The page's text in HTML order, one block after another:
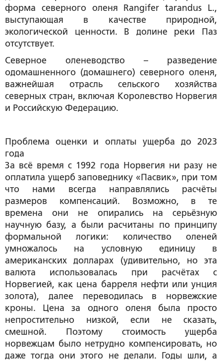
форма северного оленя Rangifer tarandus L.,
выступающая в качестве природной,
экологической ценности. В долине реки Паз
отсутствует.
Северное оленеводство – разведение
одомашненного (домашнего) северного оленя,
важнейшая отрасль сельского хозяйства
северных стран, включая Королевство Норвегия
и Российскую Федерацию.
Проблема оценки и оплаты ущерба до 2023
года
За всё время с 1992 года Норвегия ни разу не
оплатила ущерб заповеднику «Пасвик», при том
что нами всегда направлялись расчёты
размеров компенсаций. Возможно, в те
времена они не опирались на серьёзную
научную базу, а были расчитаны по принципу
формальной логики: количество оленей
умножалось на условную единицу в
американских долларах (удивительно, но эта
валюта использовалась при расчётах с
Норвегией, как цена барреля нефти или унция
золота), далее переводилась в норвежские
кроны. Цена за одного оленя была просто
непростительно низкой, если не сказать,
смешной. Поэтому стоимость ущерба
норвежцам было нетрудно компенсировать, но
даже тогда они этого не делали. Годы шли, а